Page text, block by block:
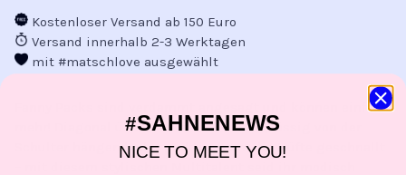
Kostenloser Versand ab 150 Euro
Versand innerhalb 2-3 Werktagen
mit #matschlove ausgewählt
Fanny Packs sind verdammt angesagt und können einfach
mehr! Diagonal über Rücken oder Brust, lässig von der
Schulter hängend oder praktisch um die Hüfte geschnallt
#SAHNENEWS
NICE TO MEET YOU!